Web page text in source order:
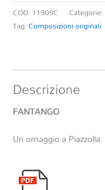
COD: 11909C Categorie:
Tag:Composizioni originali
Descrizione
FANTANGO
Un omaggio a Piazzolla.